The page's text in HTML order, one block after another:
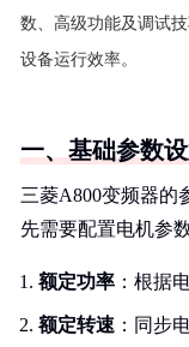
数、高级功能及调试
设备运行效率。
一、基础参数
三菱A800变频器的
先需要配置电机参数
额定功率 ：根据
额定转速 ：同步